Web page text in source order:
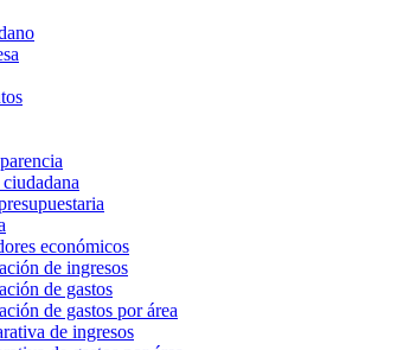
económicos
de ingresos
de gastos
de gastos por área
de ingresos